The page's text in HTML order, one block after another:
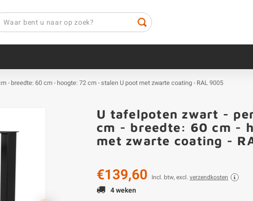
- breedte: 60 cm - hoogte: 72 cm - stalen U poot met zwarte coating - RAL 9005
U tafelpoten zwart -
cm - breedte: 60 cm -
met zwarte coating -
€139,60 Incl. btw, excl. verzendkosten
4 weken